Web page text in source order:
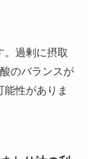
。過剰に摂取
のバランスが
性がありま